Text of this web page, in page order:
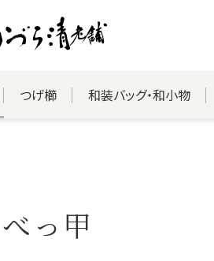
つげ櫛 和装バッグ・和小物
べっ甲